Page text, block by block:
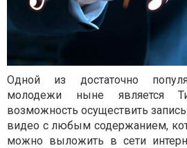
Одной из достаточно
молодежи ныне является
возможность осуществить
видео с любым содержанием,
можно выложить в сети